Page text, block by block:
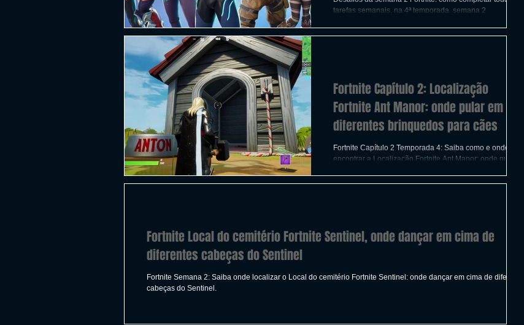
tarefas semanais, na 4ª temporada, semana 2
Fortnite Capítulo 2: Localização
Fortnite Ant Manor: onde pular em
diferentes brinquedos para cães
Fortnite Capítulo 2 Temporada 4: Saiba como e onde
encontrar a Localização Fortnite Ant Manor: onde pular
Fortnite Local do cemitério Fortnite Sentinel, onde dançar em cima de
diferentes cabeças do Sentinel
Fortnite Semana 2: Saiba onde localizar o Local do cemitério Fortnite Sentinel: onde dançar em cima de diferentes
cabeças do Sentinel.